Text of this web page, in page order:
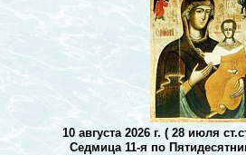
10 августа 2026 г. ( 28 июля
Седмица 11-я по